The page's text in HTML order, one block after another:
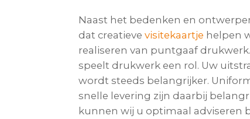
Naast het bedenken en
dat creatievevisitekaartje helpen
realiseren van puntgaaf
speelt drukwerk een rol. Uw
wordt steeds belangrijker.
snelle levering zijn daarbij
kunnen wij u optimaal adviseren